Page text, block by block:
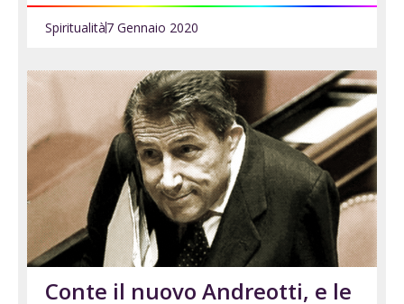
Spiritualità7 Gennaio 2020
Conte il nuovo Andreotti, e le